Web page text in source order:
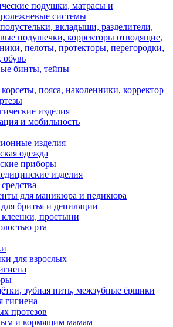
подушки, матрасы и
системы
вкладыши, разделители,
подушечки, корректоры отводящие,
пелоты, протекторы, перегородки,
обувь
бинты, тейпы
пояса, наколенники, корректор
изделия
и мобильность
изделия
одежда
приборы
изделия
для маникюра и педикюра
бритья и депиляции
простыни
рта
для взрослых
зубная нить, межзубные ёршики
гигиена
протезов
и кормящим мамам